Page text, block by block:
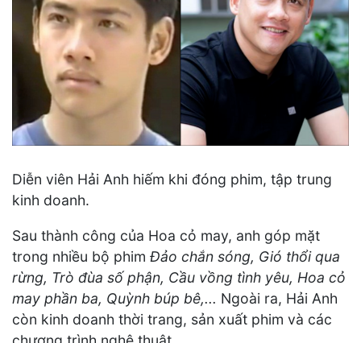
Diễn viên Hải Anh hiếm khi đóng phim, tập trung
kinh doanh.
Sau thành công của Hoa cỏ may, anh góp mặt
trong nhiều bộ phim Đảo chắn sóng, Gió thổi qua
rừng, Trò đùa số phận, Cầu vồng tình yêu, Hoa cỏ
may phần ba, Quỳnh búp bê,... Ngoài ra, Hải Anh
còn kinh doanh thời trang, sản xuất phim và các